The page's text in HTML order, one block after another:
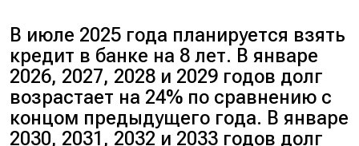
В июле 2025 года планируется взять
кредит в банке на 8 лет. В январе
2026, 2027, 2028 и 2029 годов долг
возрастает на 24% по сравнению с
концом предыдущего года. В январе
2030, 2031, 2032 и 2033 годов долг